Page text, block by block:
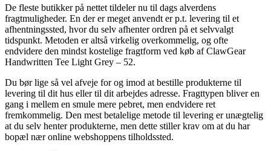
De fleste butikker på nettet tildeler nu til dags alverdens
fragtmuligheder. En der er meget anvendt er p.t. levering til et
afhentningssted, hvor du selv afhenter ordren på et selvvalgt
tidspunkt. Metoden er altså virkelig overkommelig, og ofte
endvidere den mindst kostelige fragtform ved køb af ClawGear
Handwritten Tee Light Grey – 52.
Du bør lige så vel afveje for og imod at bestille produkterne til
levering til dit hus eller til dit arbejdes adresse. Fragttypen bliver en
gang i mellem en smule mere pebret, men endvidere ret
fremkommelig. Den mest betalelige metode til levering er unægtelig
at du selv henter produkterne, men dette stiller krav om at du har
bopæl nær online webshoppens tilholdssted.